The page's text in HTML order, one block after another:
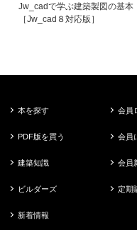
Jw_cadで学ぶ建築製図の基本
［Jw_cad８対応版］
本を探す
PDF版を買う
建築知識
ビルダーズ
新着情報
会員
会員
会員
定期